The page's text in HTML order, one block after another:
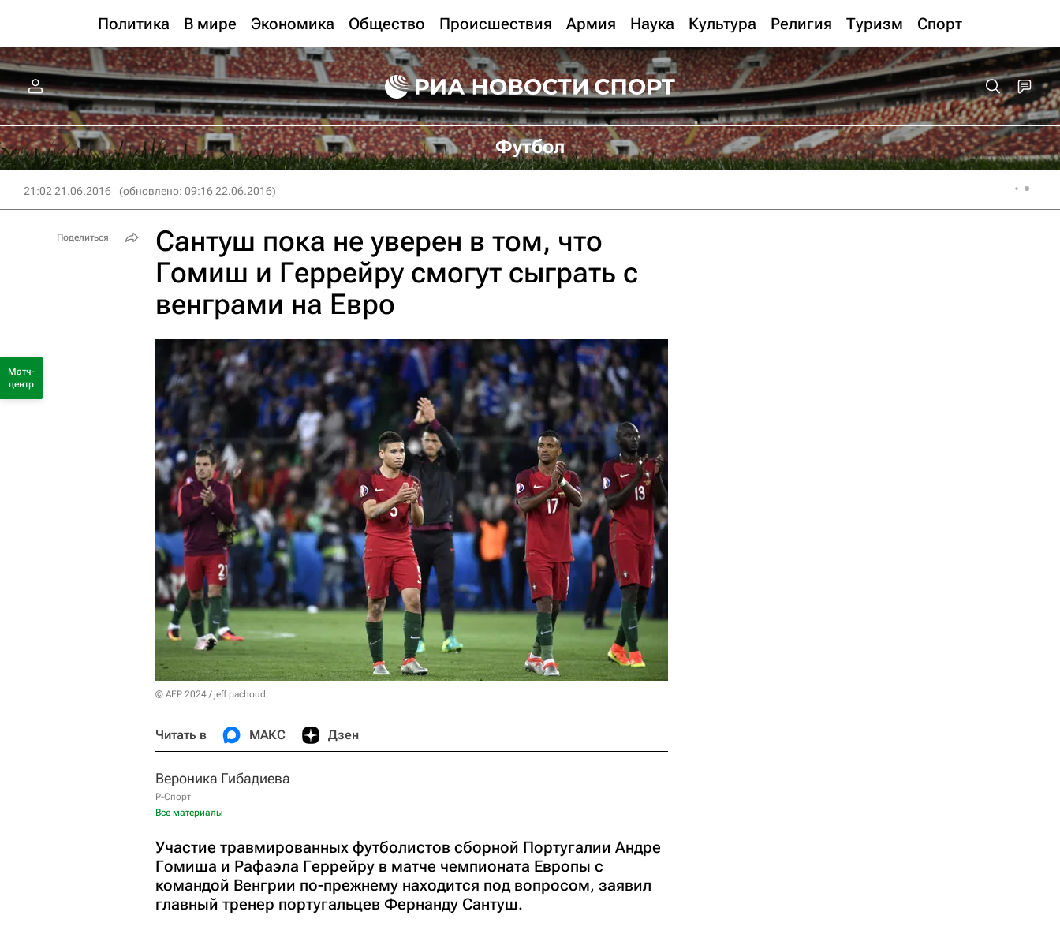
Политика В мире Экономика Общество Происшествия Армия Наука Культура Религия Туризм Спорт
Футбол
21:02 21.06.2016 (обновлено: 09:16 22.06.2016)
Сантуш пока не уверен в том, что
Гомиш и Геррейру смогут сыграть с
венграми на Евро
© AFP 2024 / jeff pachoud
Читать в МАКС Дзен
Вероника Гибадиева
Р-Спорт
Все материалы
Участие травмированных футболистов сборной Португалии Андре
Гомиша и Рафаэла Геррейру в матче чемпионата Европы с
командой Венгрии по-прежнему находится под вопросом, заявил
главный тренер португальцев Фернанду Сантуш.
Поделиться
Матч-
центр